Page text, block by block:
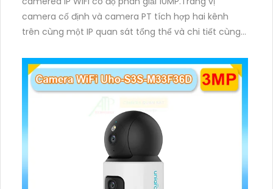
camera cố định và camera PT tích hợp hai kênh
trên cùng một IP quan sát tổng thể và chi tiết cùng
ánh sáng. Kết hợp hồng ngoại và đèn ấm cho hình
ảnh có màu trong nhiều điều kiện khác nhau trong
phạm vi 3m.